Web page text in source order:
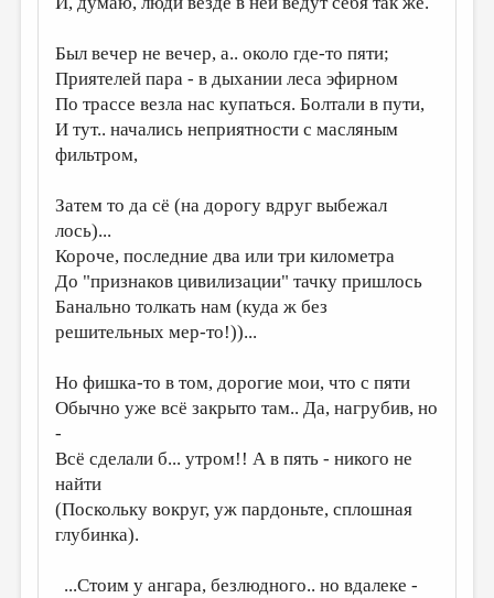
ДАЙДЖЕСТ
ПРОИЗВЕДЕНИЯ
ПЕРЕВОДЫ
ДЕТСКАЯ КОМНАТА
КНИЖНАЯ ПОЛКА
ОБЗОР ЛИТЕРАТУРЫ
СТРАНИЦЫ ПАМЯТИ
ОБЪЯВЛЕНИЯ
КОЛОНКА РЕДАКТОРА
РЕДКОЛЛЕГИЯ
ОТ РЕДАКЦИИ
МАЛАЯ ПРОЗА
Был вечер не вечер, а.. около где-то пяти;
Приятелей пара - в дыхании леса эфирном
По трассе везла нас купаться. Болтали в пути,
И тут.. начались неприятности с масляным
фильтром,
Затем то да сё (на дорогу вдруг выбежал
лось)...
Короче, последние два или три километра
До "признаков цивилизации" тачку пришлось
Банально толкать нам (куда ж без
решительных мер-то!))...
Но фишка-то в том, дорогие мои, что с пяти
Обычно уже всё закрыто там.. Да, нагрубив, но
-
Всё сделали б... утром!! А в пять - никого не
найти
(Поскольку вокруг, уж пардоньте, сплошная
глубинка).
...Стоим у ангара, безлюдного.. но вдалеке -